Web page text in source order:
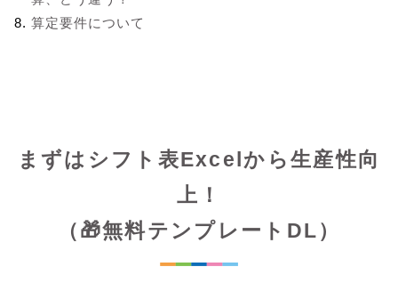
算定要件について
まずはシフト表Excelから生産性向
上！
（🎁無料テンプレートDL）